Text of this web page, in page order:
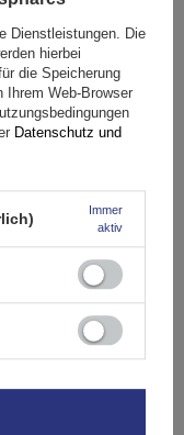
Dienstleistungen. Die
hierbei
die Speicherung
Ihrem Web-Browser
Datenschutz und
Immer
aktiv